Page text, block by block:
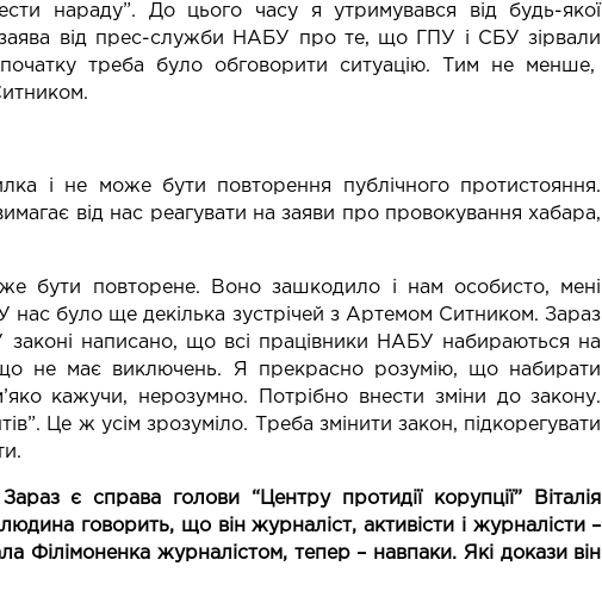
нараду”. До цього часу я утримувався від будь-якої
заява від прес-служби НАБУ про те, що ГПУ і СБУ зірвали
треба було обговорити ситуацію. Тим не менше,
і не може бути повторення публічного протистояння.
від нас реагувати на заяви про провокування хабара,
бути повторене. Воно зашкодило і нам особисто, мені
нас було ще декілька зустрічей з Артемом Ситником. Зараз
написано, що всі працівники НАБУ набираються на
не має виключень. Я прекрасно розумію, що набирати
кажучи, нерозумно. Потрібно внести зміни до закону.
Це ж усім зрозуміло. Треба змінити закон, підкорегувати
є справа голови “Центру протидії корупції” Віталія
говорить, що він журналіст, активісти і журналісти –
Філімоненка журналістом, тепер – навпаки. Які докази він